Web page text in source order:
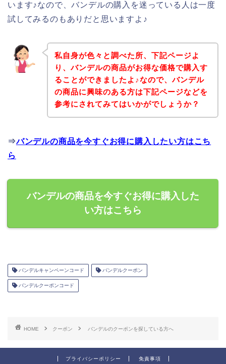
います♪なので、バンデルの購入を迷っている人は一度
試してみるのもありだと思いますよ♪
私自身が色々と調べた所、下記ページよ
り、バンデルの商品がお得な価格で購入す
ることができましたよ♪なので、バンデル
の商品に興味のある方は下記ページなどを
参考にされてみてはいかがでしょうか？
⇒バンデルの商品を今すぐお得に購入したい方はこち
ら
バンデルの商品を今すぐお得に購入した
い方はこちら
バンデルキャンペーンコード バンデルクーポン
バンデルクーポンコード
HOME クーポン バンデルのクーポンを探している方へ
プライバシーポリシー 免責事項